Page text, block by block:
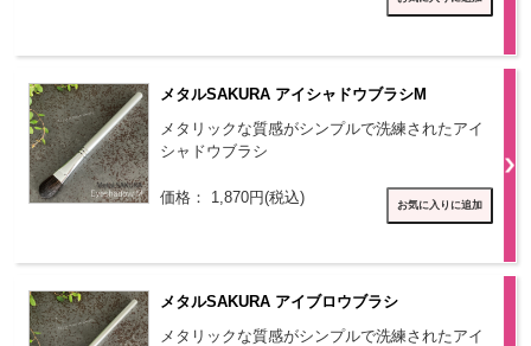
メタルSAKURA アイシャドウブラシM
メタリックな質感がシンプルで洗練されたアイ
シャドウブラシ
価格： 1,870円(税込)
メタルSAKURA アイブロウブラシ
メタリックな質感がシンプルで洗練されたアイ